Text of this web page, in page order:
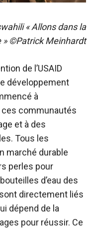
« Allons dans la
» ©Patrick Meinhardt
de l’USAID
développement
à
communautés
et à des
Tous les
marché durable
perles pour
d’eau des
directement liés
dépend de la
pour réussir. Ce